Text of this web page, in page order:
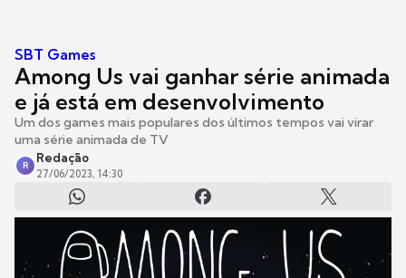
SBT Games
Among Us vai ganhar série animada
e já está em desenvolvimento
Um dos games mais populares dos últimos tempos vai virar
uma série animada de TV
R
Redação
27/06/2023, 14:30